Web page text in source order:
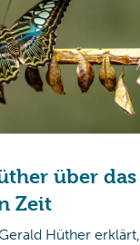
über das
Zeit
Hüther erklärt,